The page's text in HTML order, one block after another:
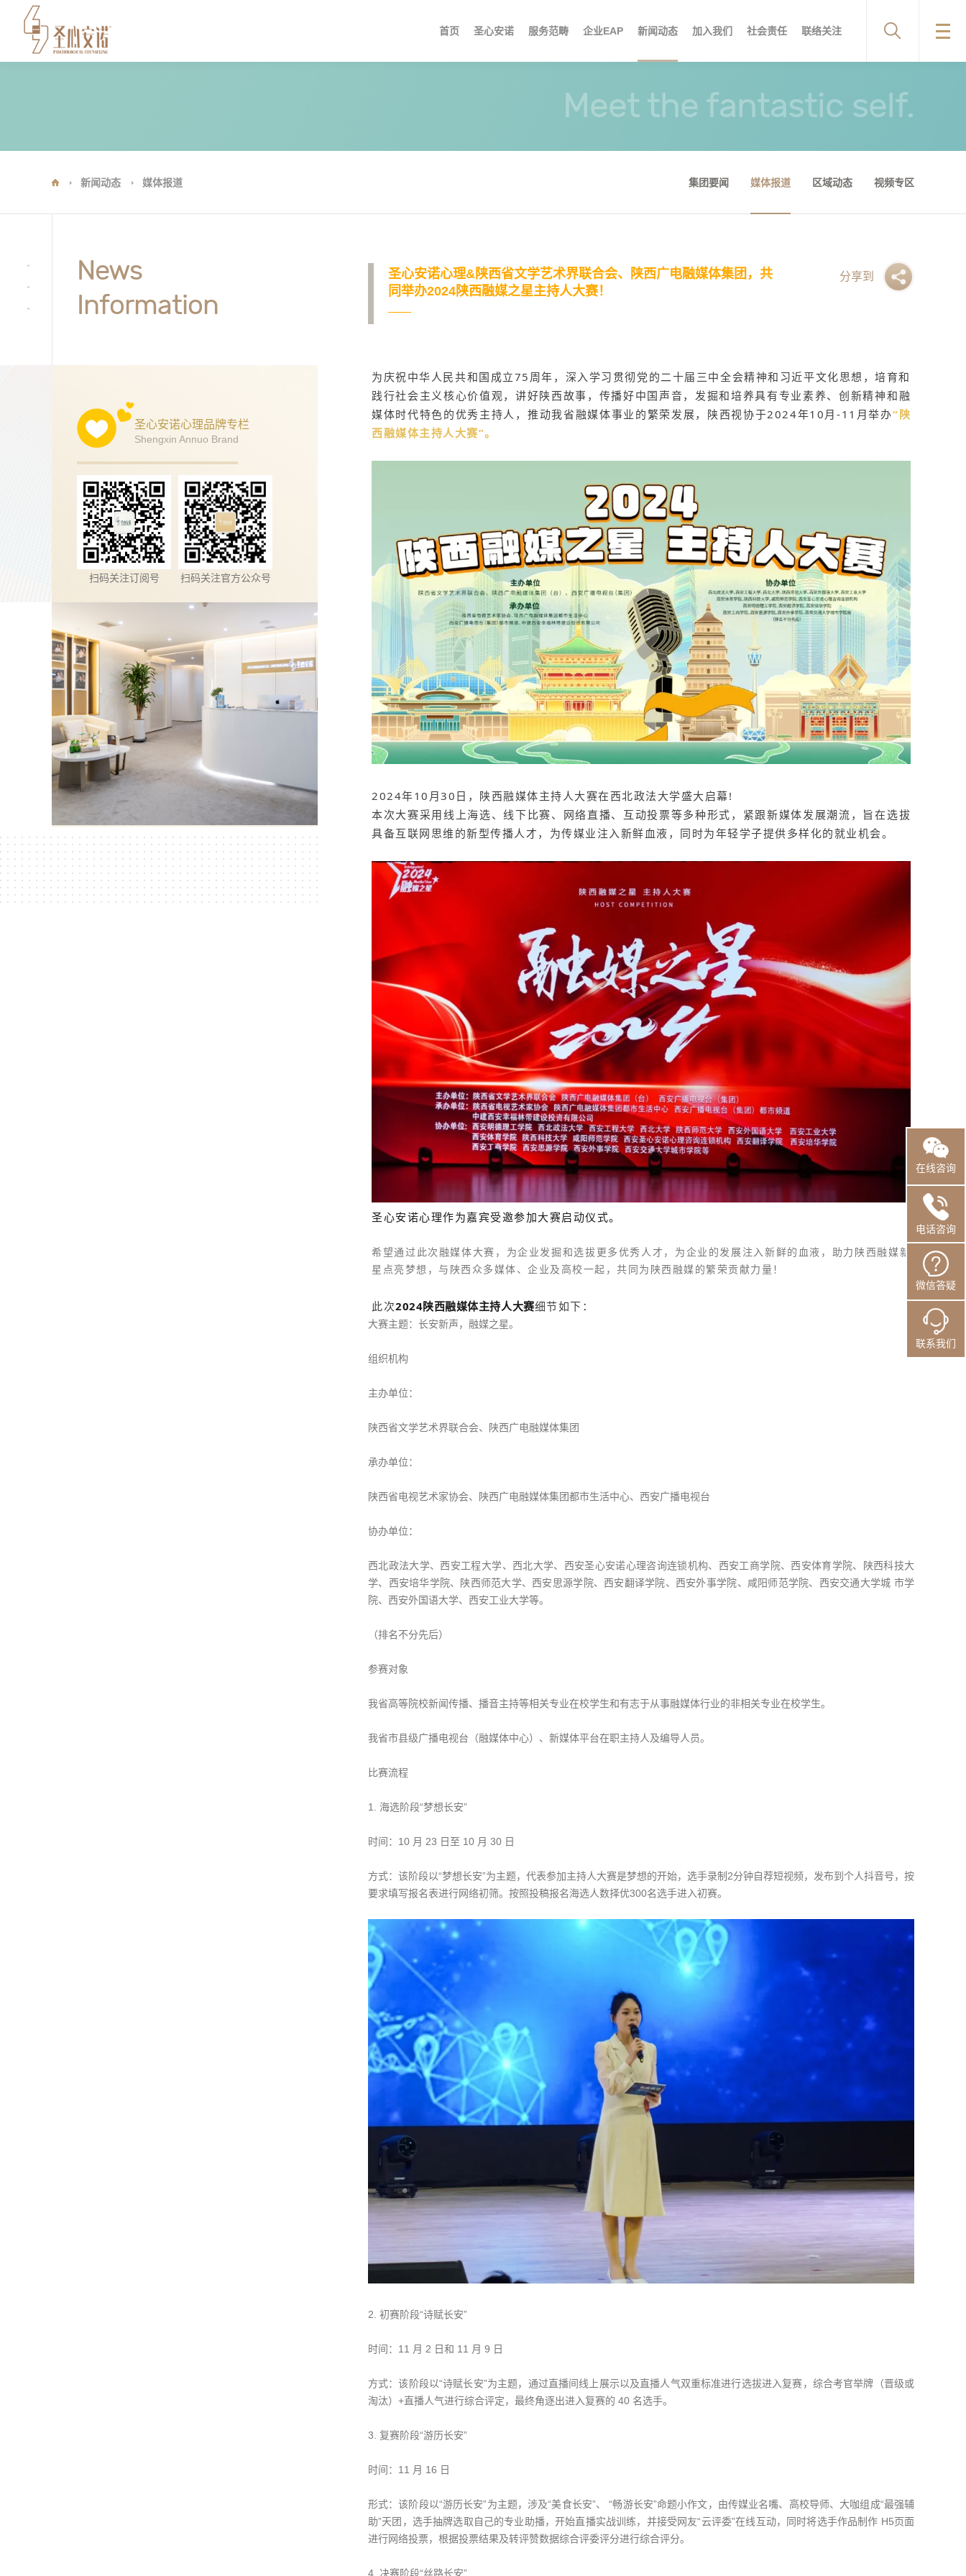
首页 圣心安诺 服务范畴 企业EAP 新闻动态 加入我们 社会责任 联络关注
品牌概况 咨询团队 咨询技术 门店环境 服务流程 品牌文化 企业荣誉
亲子教育 情绪问题 婚姻情感
EAP服务 专案服务 活动与培训 服务优势 服务流程 合作机构
集团要闻 媒体报道 区域动态 视频专区
职位信息
心理讲座 心理援助
Meet the fantastic self.
新闻动态 媒体报道 集团要闻 媒体报道 区域动态 视频专区
News
Information
圣心安诺心理品牌专栏
Shengxin Annuo Brand
扫码关注订阅号 扫码关注官方公众号
圣心安诺心理&陕西省文学艺术界联合会、陕西广电融媒体集团，共
同举办2024陕西融媒之星主持人大赛！
——
分享到
为庆祝中华人民共和国成立75周年，深入学习贯彻党的二十届三中全会精神和习近平文化思想，培育和
践行社会主义核心价值观，讲好陕西故事，传播好中国声音，发掘和培养具有专业素养、创新精神和融
媒体时代特色的优秀主持人，推动我省融媒体事业的繁荣发展，陕西视协于2024年10月-11月举办“陕
西融媒体主持人大赛”。
2024年10月30日，陕西融媒体主持人大赛在西北政法大学盛大启幕!
本次大赛采用线上海选、线下比赛、网络直播、互动投票等多种形式，紧跟新媒体发展潮流，旨在选拔
具备互联网思维的新型传播人才，为传媒业注入新鲜血液，同时为年轻学子提供多样化的就业机会。
圣心安诺心理作为嘉宾受邀参加大赛启动仪式。
希望通过此次融媒体大赛，为企业发掘和选拔更多优秀人才，为企业的发展注入新鲜的血液， 助力陕西融媒新
星点亮梦想，与陕西众多媒体、企业及高校一起，共同为陕西融媒的繁荣贡献力量！
此次2024陕西融媒体主持人大赛细节如下：
大赛主题： 长安新声，融媒之星。
组织机构
主办单位：
陕西省文学艺术界联合会、陕西广电融媒体集团
承办单位：
陕西省电视艺术家协会、陕西广电融媒体集团都市生活中心、西安广播电视台
协办单位：
西北政法大学、西安工程大学、西北大学、西安圣心安诺心理咨询连锁机构、西安工商学院、西安体育学院、陕西科技大
学、西安培华学院、陕西师范大学、西安思源学院、西安翻译学院、西安外事学院、咸阳师范学院、西安交通大学城 市学
院、西安外国语大学、西安工业大学等。
（排名不分先后）
参赛对象
我省高等院校新闻传播、播音主持等相关专业在校学生和有志于从事融媒体行业的非相关专业在校学生。
我省市县级广播电视台（融媒体中心）、新媒体平台在职主持人及编导人员。
比赛流程
1. 海选阶段“梦想长安”
时间：10 月 23 日至 10 月 30 日
方式：该阶段以“梦想长安”为主题，代表参加主持人大赛是梦想的开始，选手录制2分钟自荐短视频，发布到个人抖音号，按
要求填写报名表进行网络初筛。按照投稿报名海选人数择优300名选手进入初赛。
2. 初赛阶段“诗赋长安”
时间：11 月 2 日和 11 月 9 日
方式：该阶段以“诗赋长安”为主题，通过直播间线上展示以及直播人气双重标准进行选拔进入复赛，综合考官举牌（晋级或
淘汰）+直播人气进行综合评定，最终角逐出进入复赛的 40 名选手。
3. 复赛阶段“游历长安”
时间：11 月 16 日
形式：该阶段以“游历长安”为主题，涉及“美食长安”、 “畅游长安”命题小作文，由传媒业名嘴、高校导师、大咖组成“最强辅
助”天团，选手抽牌选取自己的专业助播，开始直播实战训练，并接受网友“云评委”在线互动，同时将选手作品制作 H5页面
进行网络投票，根据投票结果及转评赞数据综合评委评分进行综合评分。
4. 决赛阶段“丝路长安”
在线咨询
电话咨询
微信答疑
联系我们